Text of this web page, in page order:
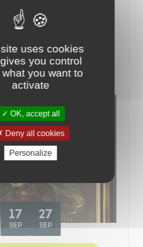
d'hier à
du Bois - Le Pin-en-Mauges
17
SEP
27
SEP
uses cookies
you control
you want to
activate
OK, accept all
Deny all cookies
Personalize